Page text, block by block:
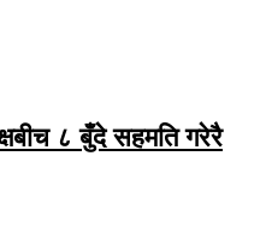
८ बुँदे सहमति गरेरै